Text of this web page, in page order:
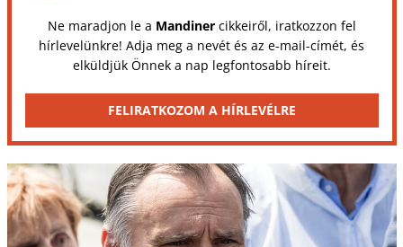
Ne maradjon le a Mandinercikkeiről, iratkozzon fel
hírlevelünkre! Adja meg a nevét és az e-mail-címét, és
elküldjük Önnek a nap legfontosabb híreit.
FELIRATKOZOM A HÍRLEVÉLRE